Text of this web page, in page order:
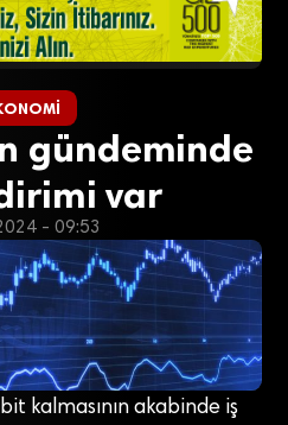
gündeminde
var
- 09:53
kalmasının akabinde iş